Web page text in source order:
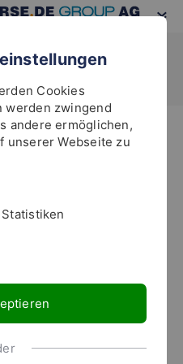
Club für
Anleger
ist die Gemeinschaft
Cookies
werden zwingend
andere ermöglichen,
unserer Webseite zu
Statistiken